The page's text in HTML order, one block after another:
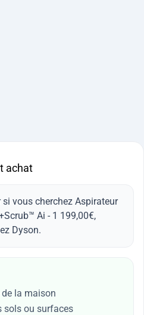
achat
vous cherchez Aspirateur
Ai - 1 199,00€,
Dyson.
la maison
sols ou surfaces